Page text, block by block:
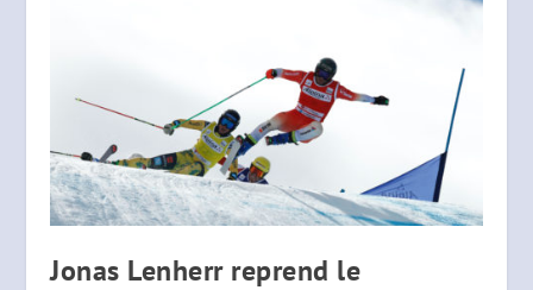
Jonas Lenherr reprend le